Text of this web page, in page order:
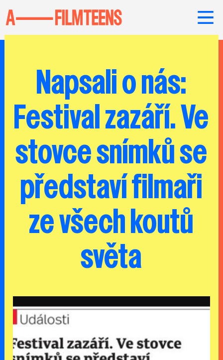
Napsali o nás:
Festival zazáří. Ve
stovce snímků se
představí filmaři
ze všech koutů
světa